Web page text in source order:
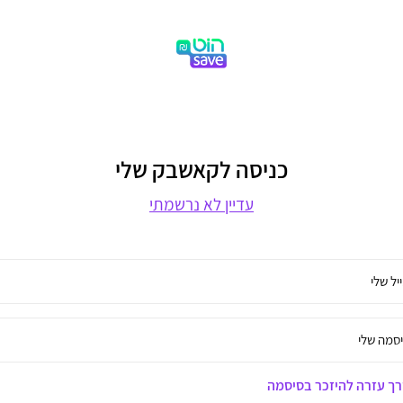
כניסה לקאשבק שלי
עדיין לא נרשמתי
שלי
שלי
עזרה להיזכר בסיסמה